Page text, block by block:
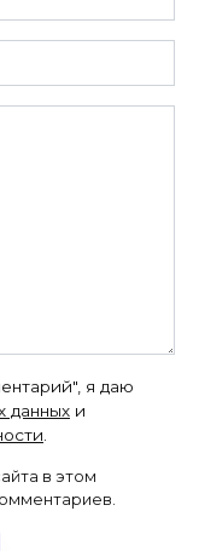
я даю
данных и
в этом